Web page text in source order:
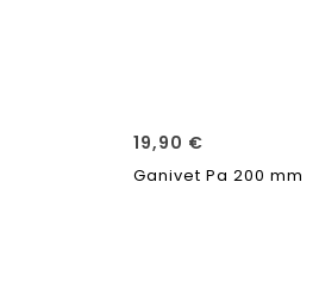
19,90 €
Ganivet Pa 200 mm